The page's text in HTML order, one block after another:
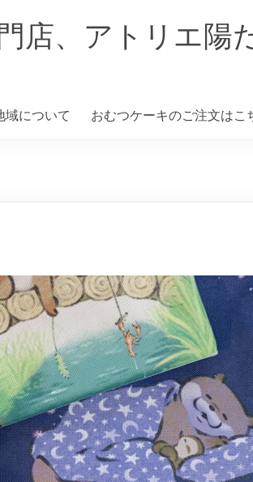
店、アトリエ陽
域について おむつケーキのご注文はこ